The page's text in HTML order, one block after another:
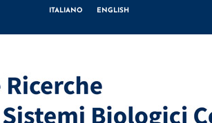
ITALIANO ENGLISH